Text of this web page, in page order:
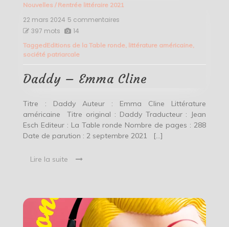
Nouvelles / Rentrée littéraire 2021
22 mars 2024 5 commentaires
Emma
397 mots 14
TaggedEditions de la Table ronde, littérature américaine,
société patriarcale
Daddy – Emma Cline
Titre : Daddy Auteur : Emma Cline Littérature
américaine Titre original : Daddy Traducteur : Jean
Esch Editeur : La Table ronde Nombre de pages : 288
Date de parution : 2 septembre 2021 […]
Lire la suite